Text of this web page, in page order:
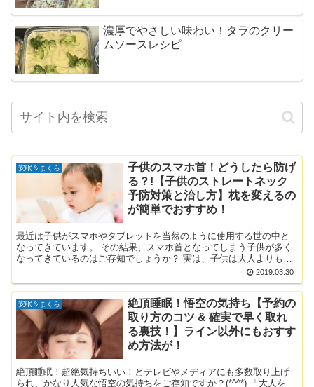
濃厚でやさしい味わい！タラのクリー
ムソースレシピ
安眠＆まくら
子供のスマホ首！どうしたら防げ
る？!【子供のストレートネック
予防対策と治し方】枕を変えるの
が簡単でおすすめ！
最近は子供がスマホやタブレットを当然のように使用する世の中と
なってきています。 その結果、スマホ首となってしまう子供が多く
なってきているのはご存知でしょうか？ 実は、子供は大人よりもス
マホ首となってしまいやすいのです。 その理由は、関節が男...2019.03.30
安眠＆まくら
絶頂睡眠！悟空の気持ち【予約の
取り方のコツ & 確実で早く取れ
る裏技！】ライン以外にもおすす
め方法が！
絶頂睡眠！超絶気持ちいい！とテレビやメディアにも多数取り上げ
られ、かなり人気な悟空の気持ちをご存知ですか？(*^^*) 「大人を